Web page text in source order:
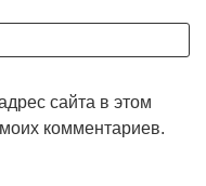
сайта в этом
комментариев.